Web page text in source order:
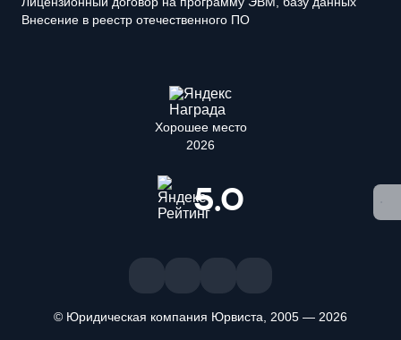
Внесение в реестр отечественного ПО
Хорошее место
2026
5.0
© Юридическая компания Юрвиста, 2005 — 2026